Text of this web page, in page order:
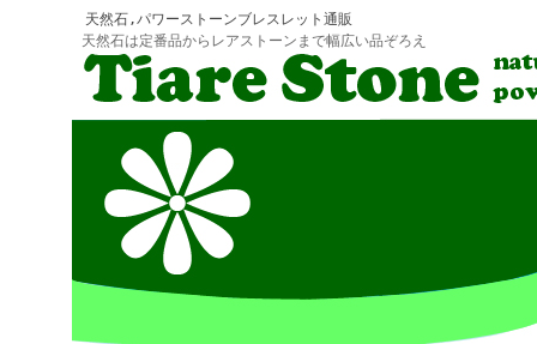
天然石,パワーストーンブレスレット通販
天然石は定番品からレアストーンまで幅広い品ぞろえ